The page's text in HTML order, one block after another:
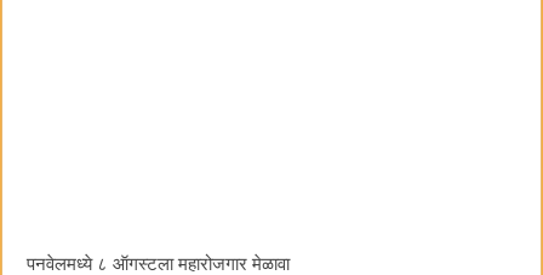
पनवेलमध्ये ८ ऑगस्टला महारोजगार मेळावा